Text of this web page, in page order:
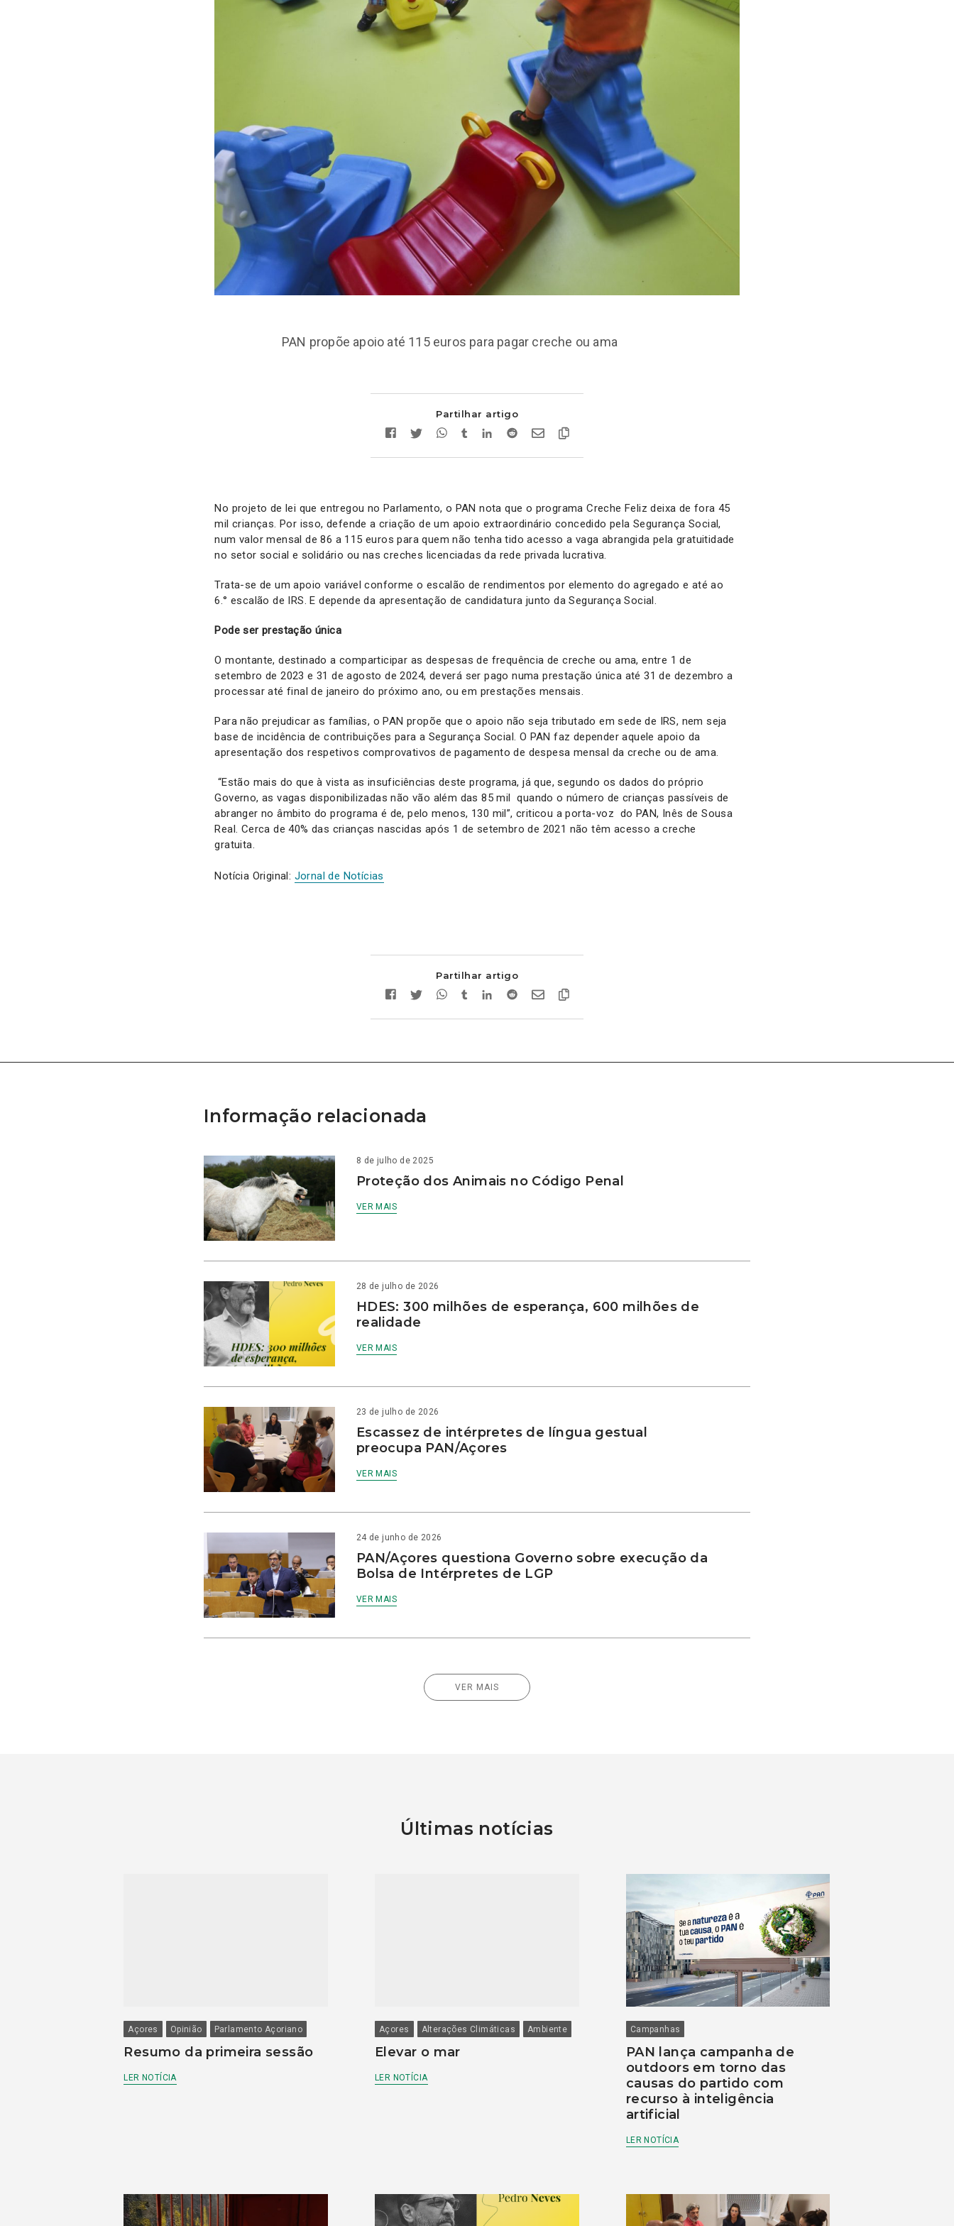
PAN propõe apoio até 115 euros para pagar creche ou ama
Partilhar artigo
No projeto de lei que entregou no Parlamento, o PAN nota que o programa Creche Feliz deixa de fora 45
mil crianças. Por isso, defende a criação de um apoio extraordinário concedido pela Segurança Social,
num valor mensal de 86 a 115 euros para quem não tenha tido acesso a vaga abrangida pela gratuitidade
no setor social e solidário ou nas creches licenciadas da rede privada lucrativa.
Trata-se de um apoio variável conforme o escalão de rendimentos por elemento do agregado e até ao
6.° escalão de IRS. E depende da apresentação de candidatura junto da Segurança Social.
Pode ser prestação única
O montante, destinado a comparticipar as despesas de frequência de creche ou ama, entre 1 de
setembro de 2023 e 31 de agosto de 2024, deverá ser pago numa prestação única até 31 de dezembro a
processar até final de janeiro do próximo ano, ou em prestações mensais.
Para não prejudicar as famílias, o PAN propõe que o apoio não seja tributado em sede de IRS, nem seja
base de incidência de contribuições para a Segurança Social. O PAN faz depender aquele apoio da
apresentação dos respetivos comprovativos de pagamento de despesa mensal da creche ou de ama.
“Estão mais do que à vista as insuficiências deste programa, já que, segundo os dados do próprio
Governo, as vagas disponibilizadas não vão além das 85 mil quando o número de crianças passíveis de
abranger no âmbito do programa é de, pelo menos, 130 mil”, criticou a porta-voz do PAN, Inês de Sousa
Real. Cerca de 40% das crianças nascidas após 1 de setembro de 2021 não têm acesso a creche
gratuita.
Notícia Original: Jornal de Notícias
Partilhar artigo
Informação relacionada
8 de julho de 2025
Proteção dos Animais no Código Penal
VER MAIS
28 de julho de 2026
HDES: 300 milhões de esperança, 600 milhões de
realidade
VER MAIS
23 de julho de 2026
Escassez de intérpretes de língua gestual
preocupa PAN/Açores
VER MAIS
24 de junho de 2026
PAN/Açores questiona Governo sobre execução da
Bolsa de Intérpretes de LGP
VER MAIS
VER MAIS
Últimas notícias
Açores Opinião Parlamento Açoriano
Resumo da primeira sessão
LER NOTÍCIA
Açores Alterações Climáticas Ambiente
Elevar o mar
LER NOTÍCIA
Campanhas
PAN lança campanha de
outdoors em torno das
causas do partido com
recurso à inteligência
artificial
LER NOTÍCIA